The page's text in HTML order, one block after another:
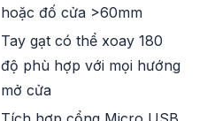
hoặc đố cửa >60mm
Tay gạt có thể xoay 180
độ phù hợp với mọi hướng
mở cửa